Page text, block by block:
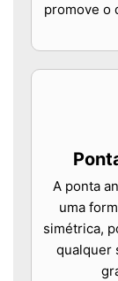
promove o
A ponta
uma
simétrica,
qualquer